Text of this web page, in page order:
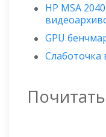
HP MSA
GPU
Слаботочка
Почитать